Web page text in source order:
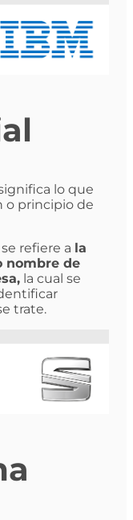
lo que
o principio de
refiere a la
nombre de
la cual se
trate.